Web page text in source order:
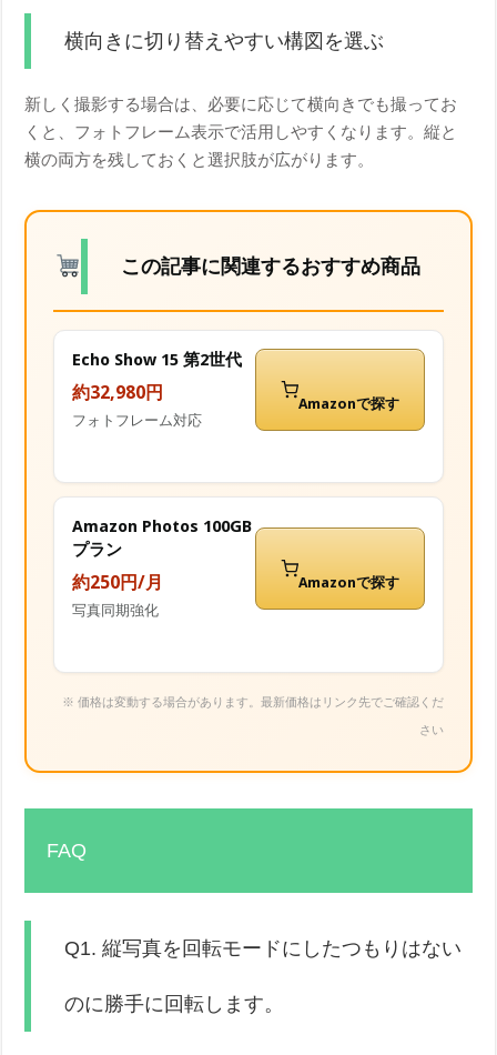
横向きに切り替えやすい構図を選ぶ
新しく撮影する場合は、必要に応じて横向きでも撮ってお
くと、フォトフレーム表示で活用しやすくなります。縦と
横の両方を残しておくと選択肢が広がります。
この記事に関連するおすすめ商品
Echo Show 15 第2世代
約32,980円
フォトフレーム対応
Amazonで探す
Amazon Photos 100GB
プラン
約250円/月
写真同期強化
Amazonで探す
※ 価格は変動する場合があります。最新価格はリンク先でご確認くだ
さい
FAQ
Q1. 縦写真を回転モードにしたつもりはない
のに勝手に回転します。